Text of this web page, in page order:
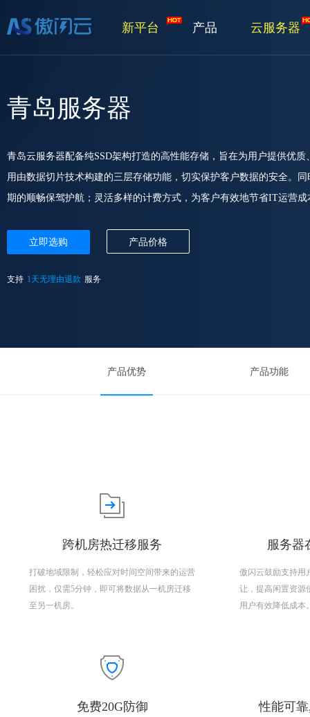
新平台 产品 云服务器
青岛服务器
青岛云服务器配备纯SSD架构打造的高性能存储，旨在为用户提供优
用由数据切片技术构建的三层存储功能，切实保护客户数据的安全。
期的顺畅保驾护航；灵活多样的计费方式，为客户有效地节省IT运营
立即选购 产品价格
支持 1天无理由退款 服务
产品优势 产品功能
跨机房热迁移服务
打破地域限制，轻松应对时间空间带来的运营
困扰，仅需5分钟，即可将数据从一机房迁移
至另一机房。
服务器
傲闪云鼓励支持用
让，提高闲置资源
用户有效降低成本
免费20G防御 性能可